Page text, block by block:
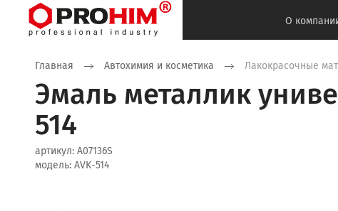
О
Главная Автохимия и косметика Лакокрасочные
Эмаль металлик
514
артикул: A07136S
модель: AVK-514